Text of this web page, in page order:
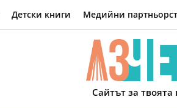
Детски книги Медийни
Сайтът за твоята